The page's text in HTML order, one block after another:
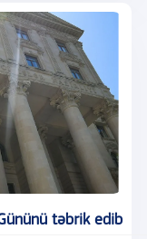
təbrik edib